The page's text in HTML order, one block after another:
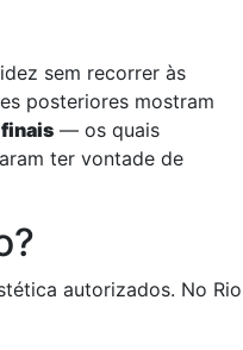
sem recorrer às
posteriores mostram
— os quais
ter vontade de
autorizados. No Rio